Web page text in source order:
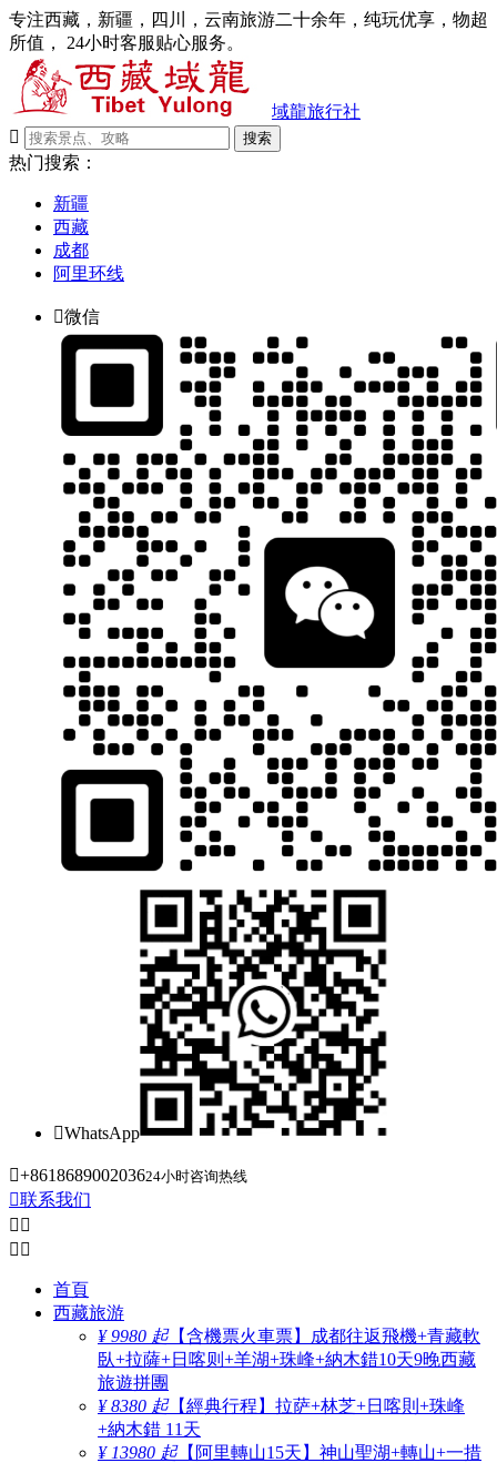
专注西藏，新疆，四川，云南旅游二十余年，纯玩优享，物超
所值， 24小时客服贴心服务。
域龍旅行社

搜索
热门搜索：
新疆
西藏
成都
阿里环线
微信
WhatsApp
+861868900203624小时咨询热线
联系我们
 
 
首頁
西藏旅游
¥ 9980 起【含機票火車票】成都往返飛機+青藏軟
臥+拉薩+日喀则+羊湖+珠峰+納木錯10天9晚西藏
旅遊拼團
¥ 8380 起【經典行程】拉萨+林芝+日喀則+珠峰
+納木錯 11天
¥ 13980 起【阿里轉山15天】神山聖湖+轉山+一措